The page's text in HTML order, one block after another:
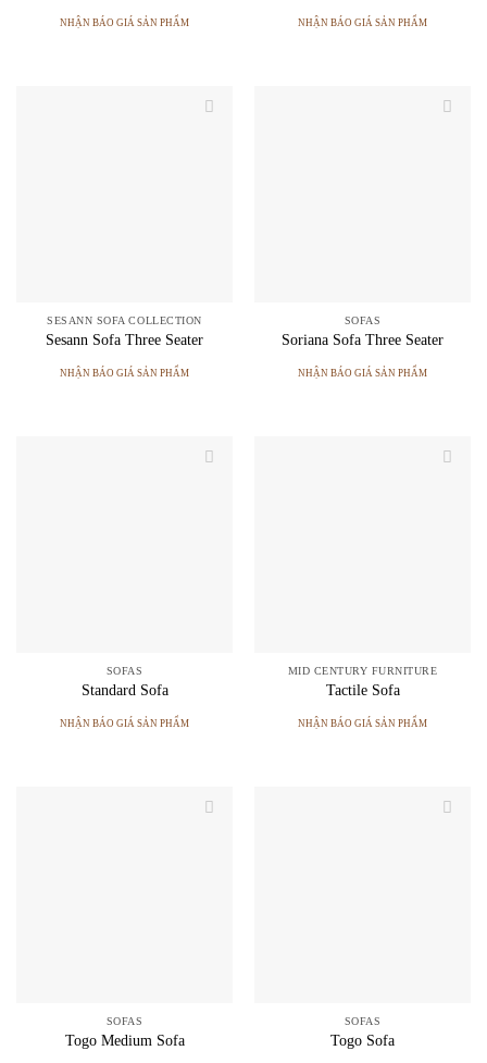
NHẬN BÁO GIÁ SẢN PHẨM NHẬN BÁO GIÁ SẢN PHẨM
SESANN SOFA COLLECTION
Sesann Sofa Three Seater
NHẬN BÁO GIÁ SẢN PHẨM
SOFAS
Soriana Sofa Three Seater
NHẬN BÁO GIÁ SẢN PHẨM
SOFAS
Standard Sofa
NHẬN BÁO GIÁ SẢN PHẨM
MID CENTURY FURNITURE
Tactile Sofa
NHẬN BÁO GIÁ SẢN PHẨM
SOFAS
Togo Medium Sofa
SOFAS
Togo Sofa